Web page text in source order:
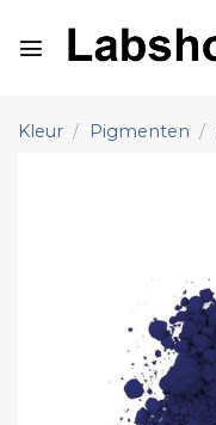
naar
Kleur / Pigmenten /